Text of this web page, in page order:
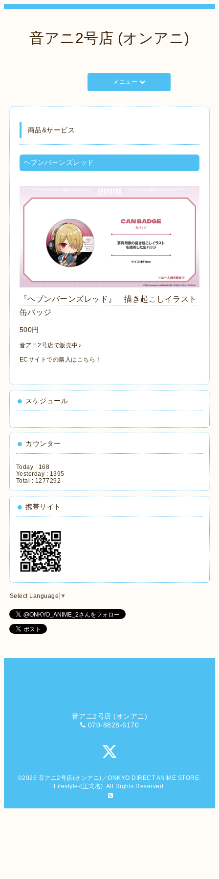
音アニ2号店 (オンアニ)
メニュー
商品&サービス
ヘブンバーンズレッド
『ヘブンバーンズレッド』 描き起こしイラスト
缶バッジ
500円
音アニ2号店で販売中♪
ECサイトでの購入は こちら ！
スケジュール
カウンター
Today : 168
Yesterday : 1395
Total : 1277292
携帯サイト
Select Language ▼
音アニ2号店 (オンアニ)
070-8828-6170
©2026 音アニ2号店(オンアニ)／ONKYO DIRECT ANIME STORE-
Lifestyle-(正式名). All Rights Reserved.